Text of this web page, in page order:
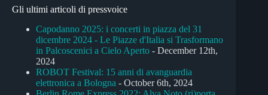
Gli ultimi articoli di pressvoice
Capodanno 2025: i concerti in piazza del 31
dicembre 2024 - Le Piazze d'Italia si Trasformano
in Palcoscenici a Cielo Aperto - December 12th,
2024
ROBOT Festival: 15 anni di avanguardia
elettronica a Bologna - October 6th, 2024